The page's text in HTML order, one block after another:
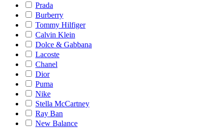
Prada
Burberry
Tommy Hilfiger
Calvin Klein
Dolce & Gabbana
Lacoste
Chanel
Dior
Puma
Nike
Stella McCartney
Ray Ban
New Balance